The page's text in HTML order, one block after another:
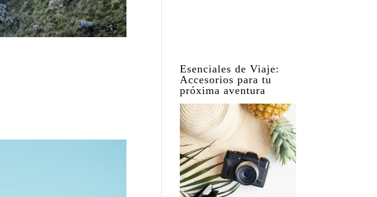
Esenciales de Viaje:
Accesorios para tu
próxima aventura